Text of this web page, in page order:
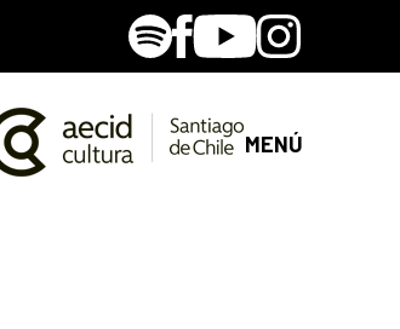
SpotifyFacebook
YoutubeInstagram
MENÚ